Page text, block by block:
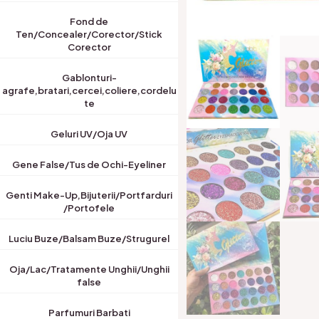
Fond de
Ten/Concealer/Corector/Stick
Corector
Gablonturi-
agrafe,bratari,cercei,coliere,cordelu
te
Geluri UV/Oja UV
Gene False/Tus de Ochi-Eyeliner
Genti Make-Up,Bijuterii/Portfarduri
/Portofele
Luciu Buze/Balsam Buze/Strugurel
Oja/Lac/Tratamente Unghii/Unghii
false
Parfumuri Barbati